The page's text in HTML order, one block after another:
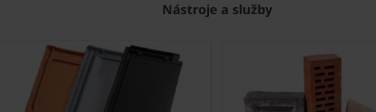
Nástroje a služby